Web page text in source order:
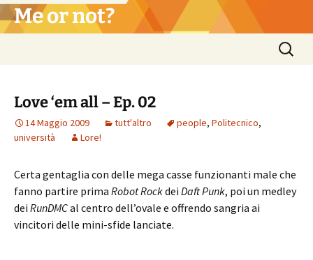
Vai
al Me or not?
Ricerca
per:
Love ‘em all – Ep. 02
14 Maggio 2009 tutt'altro people, Politecnico,
università
Lore!
Certa gentaglia con delle mega casse funzionanti male che
fanno partire prima Robot Rockdei Daft Punk, poi un medley
dei RunDMCal centro dell’ovale e offrendo sangria ai
vincitori delle mini-sfide lanciate.